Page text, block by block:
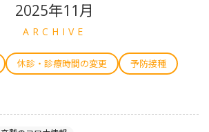
2025年11月
ARCHIVE
休診・診療時間の変更
予防接種